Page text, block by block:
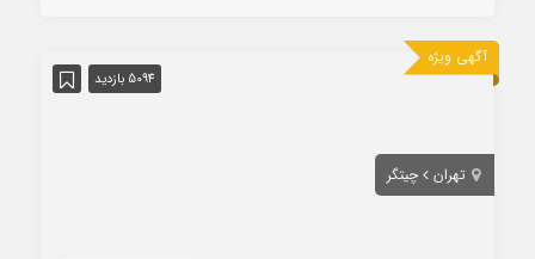
آگهی ویژه
5094 بازدید
تهران چیتگر